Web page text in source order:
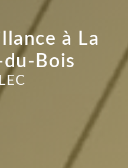
à La
Bois